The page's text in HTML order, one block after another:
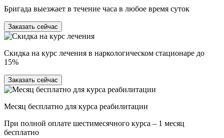
Бригада выезжает в течение часа в любое время суток
Заказать сейчас
Скидка на курс лечения в наркологическом стационаре до
15%
Заказать сейчас
Месяц бесплатно для курса реабилитации
При полной оплате шестимесячного курса – 1 месяц
бесплатно